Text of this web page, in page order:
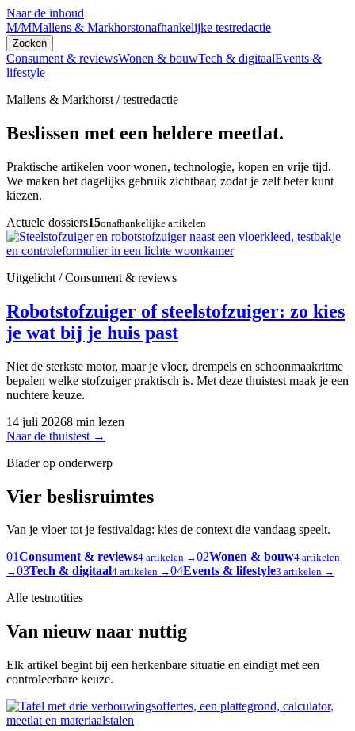
Naar de inhoud
M/MMallens & Markhorstonafhankelijke testredactie
Zoeken
Consument & reviewsWonen & bouwTech & digitaalEvents &
lifestyle
Mallens & Markhorst / testredactie
Beslissen met een heldere meetlat.
Praktische artikelen voor wonen, technologie, kopen en vrije tijd.
We maken het dagelijks gebruik zichtbaar, zodat je zelf beter kunt
kiezen.
Actuele dossiers15onafhankelijke artikelen
Uitgelicht / Consument & reviews
Robotstofzuiger of steelstofzuiger: zo kies
je wat bij je huis past
Niet de sterkste motor, maar je vloer, drempels en schoonmaakritme
bepalen welke stofzuiger praktisch is. Met deze thuistest maak je een
nuchtere keuze.
14 juli 20268 min lezen
Naar de thuistest →
Blader op onderwerp
Vier beslisruimtes
Van je vloer tot je festivaldag: kies de context die vandaag speelt.
01Consument & reviews4 artikelen →02Wonen & bouw4 artikelen
→03Tech & digitaal4 artikelen →04Events & lifestyle3 artikelen →
Alle testnotities
Van nieuw naar nuttig
Elk artikel begint bij een herkenbare situatie en eindigt met een
controleerbare keuze.